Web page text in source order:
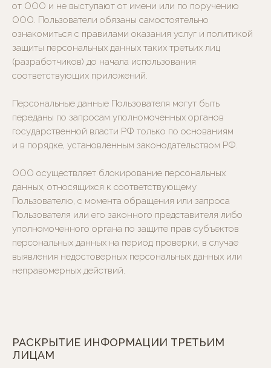
от ООО и не выступают от имени или по поручению
ООО. Пользователи обязаны самостоятельно
ознакомиться с правилами оказания услуг и политикой
защиты персональных данных таких третьих лиц
(разработчиков) до начала использования
соответствующих приложений.
Персональные данные Пользователя могут быть
переданы по запросам уполномоченных органов
государственной власти РФ только по основаниям
и в порядке, установленным законодательством РФ.
ООО осуществляет блокирование персональных
данных, относящихся к соответствующему
Пользователю, с момента обращения или запроса
Пользователя или его законного представителя либо
уполномоченного органа по защите прав субъектов
персональных данных на период проверки, в случае
выявления недостоверных персональных данных или
неправомерных действий.
РАСКРЫТИЕ ИНФОРМАЦИИ ТРЕТЬИМ
ЛИЦАМ